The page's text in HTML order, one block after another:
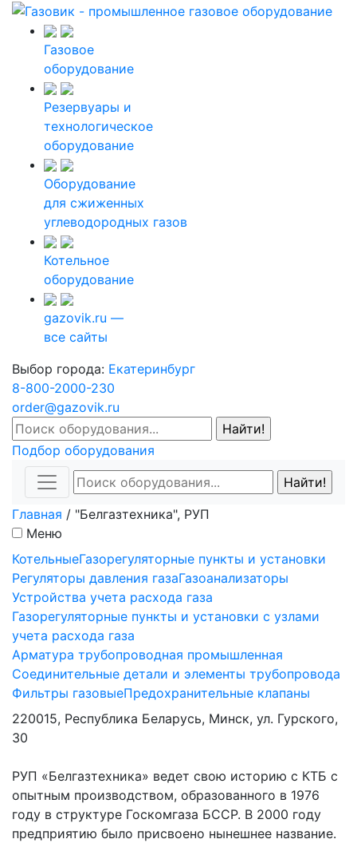
Газовое
оборудование
Резервуары и
технологическое
оборудование
Оборудование
для сжиженных
углеводородных газов
Котельное
оборудование
gazovik.ru —
все сайты
Выбор города: Екатеринбург
8-800-2000-230
order@gazovik.ru
Подбор оборудования
Главная / "Белгазтехника", РУП
Меню
КотельныеГазорегуляторные пункты и установки
Регуляторы давления газаГазоанализаторы
Устройства учета расхода газа
Газорегуляторные пункты и установки с узлами
учета расхода газа
Арматура трубопроводная промышленная
Соединительные детали и элементы трубопровода
Фильтры газовыеПредохранительные клапаны
220015, Республика Беларусь, Минск, ул. Гурского,
30
РУП «Белгазтехника» ведет свою историю с КТБ с
опытным производством, образованного в 1976
году в структуре Госкомгаза БССР. В 2000 году
предприятию было присвоено нынешнее название.